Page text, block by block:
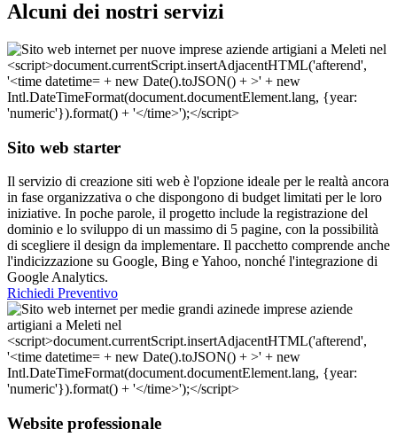
Alcuni dei nostri servizi
Sito web starter
Il servizio di creazione siti web è l'opzione ideale per le realtà ancora
in fase organizzativa o che dispongono di budget limitati per le loro
iniziative. In poche parole, il progetto include la registrazione del
dominio e lo sviluppo di un massimo di 5 pagine, con la possibilità
di scegliere il design da implementare. Il pacchetto comprende anche
l'indicizzazione su Google, Bing e Yahoo, nonché l'integrazione di
Google Analytics.
Richiedi Preventivo
Website professionale